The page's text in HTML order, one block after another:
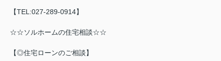
【TEL:027-289-0914】
☆☆ソルホームの住宅相談☆☆
【◎住宅ローンのご相談】